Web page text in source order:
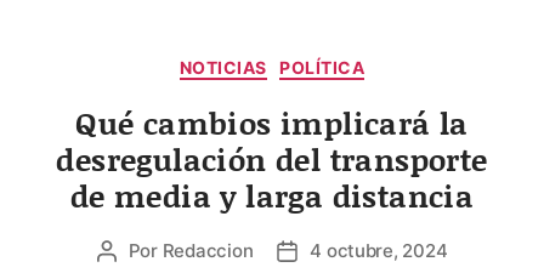
Categorías
NOTICIAS POLÍTICA
Qué cambios implicará la
desregulación del transporte
de media y larga distancia
Autor
Por Redaccion
Fecha4 octubre, 2024